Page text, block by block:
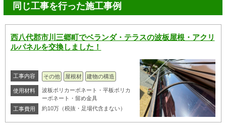
同じ工事を行った施工事例
西八代郡市川三郷町でベランダ・テラスの波板屋根・アクリ
ルパネルを交換しました！
工事内容 その他 屋根材 建物の構造
使用材料
波板ポリカーボネート・平板ポリカ
ーボネート・留め金具
工事費用
約10万（税抜・足場代含まない）